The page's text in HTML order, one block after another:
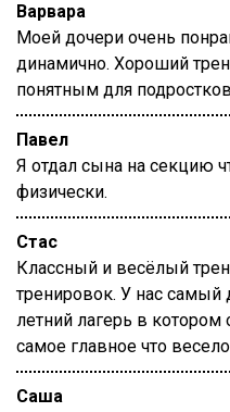
Варвара
Моей дочери очень
динамично. Хороший
понятным для
Павел
Я отдал сына на секцию
физически.
Стас
Классный и весёлый
тренировок. У нас самый
летний лагерь в котором
самое главное что
Саша